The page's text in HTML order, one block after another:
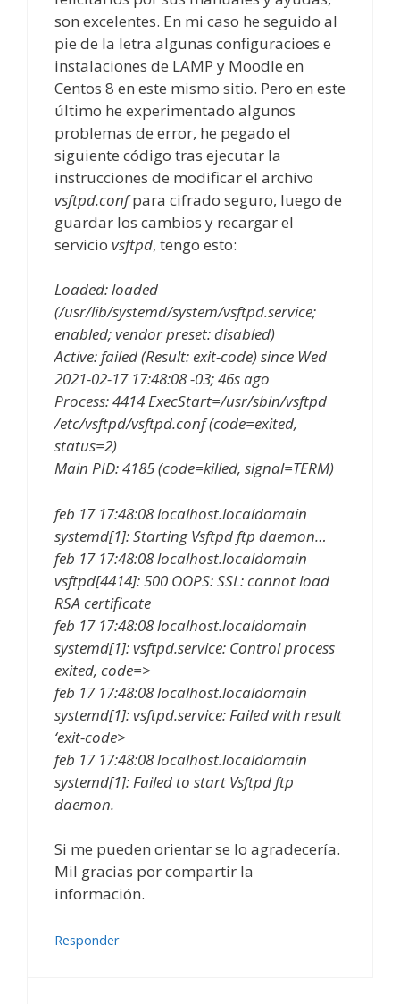
son excelentes. En mi caso he seguido al
pie de la letra algunas configuracioes e
instalaciones de LAMP y Moodle en
Centos 8 en este mismo sitio. Pero en este
último he experimentado algunos
problemas de error, he pegado el
siguiente código tras ejecutar la
instrucciones de modificar el archivo
vsftpd.confpara cifrado seguro, luego de
guardar los cambios y recargar el
servicio vsftpd, tengo esto:
Loaded: loaded
(/usr/lib/systemd/system/vsftpd.service;
enabled; vendor preset: disabled)
Active: failed (Result: exit-code) since Wed
2021-02-17 17:48:08 -03; 46s ago
Process: 4414 ExecStart=/usr/sbin/vsftpd
/etc/vsftpd/vsftpd.conf (code=exited,
status=2)
Main PID: 4185 (code=killed, signal=TERM)
feb 17 17:48:08 localhost.localdomain
systemd[1]: Starting Vsftpd ftp daemon…
feb 17 17:48:08 localhost.localdomain
vsftpd[4414]: 500 OOPS: SSL: cannot load
RSA certificate
feb 17 17:48:08 localhost.localdomain
systemd[1]: vsftpd.service: Control process
exited, code=>
feb 17 17:48:08 localhost.localdomain
systemd[1]: vsftpd.service: Failed with result
‘exit-code>
feb 17 17:48:08 localhost.localdomain
systemd[1]: Failed to start Vsftpd ftp
daemon.
Si me pueden orientar se lo agradecería.
Mil gracias por compartir la
información.
Responder